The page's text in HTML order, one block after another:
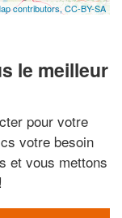
contributors, CC-BY-SA
le meilleur
pour votre
votre besoin
et vous mettons